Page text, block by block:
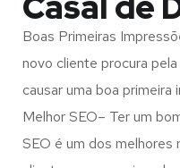
Boas Primeiras
novo cliente procura
causar uma boa primeira
Melhor SEO– Ter um
SEO é um dos